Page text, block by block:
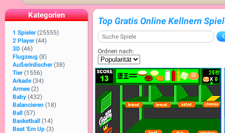
Kategorien
1 Spieler (25555)
2 Player (44)
3D (46)
Flugzeug (8)
Außerirdischer (38)
Tier (1556)
Arkade (34)
Armee (2)
Baby (432)
Balancieren (18)
Ball
(57)
Basketball
(14)
Beat 'Em Up (3)
Top Gratis Online Kellnern
Ordnen nach: